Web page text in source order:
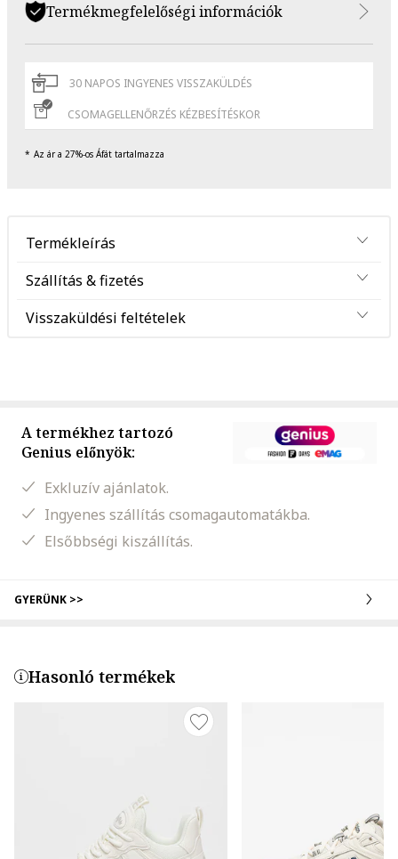
Termékmegfelelőségi információk
30 NAPOS INGYENES VISSZAKÜLDÉS
CSOMAGELLENŐRZÉS KÉZBESÍTÉSKOR
Az ár a 27%-os Áfát tartalmazza
Termékleírás
Szállítás & fizetés
Visszaküldési feltételek
A termékhez tartozó
Genius előnyök:
Exkluzív ajánlatok.
Ingyenes szállítás csomagautomatákba.
Elsőbbségi kiszállítás.
GYERÜNK >>
Hasonló termékek